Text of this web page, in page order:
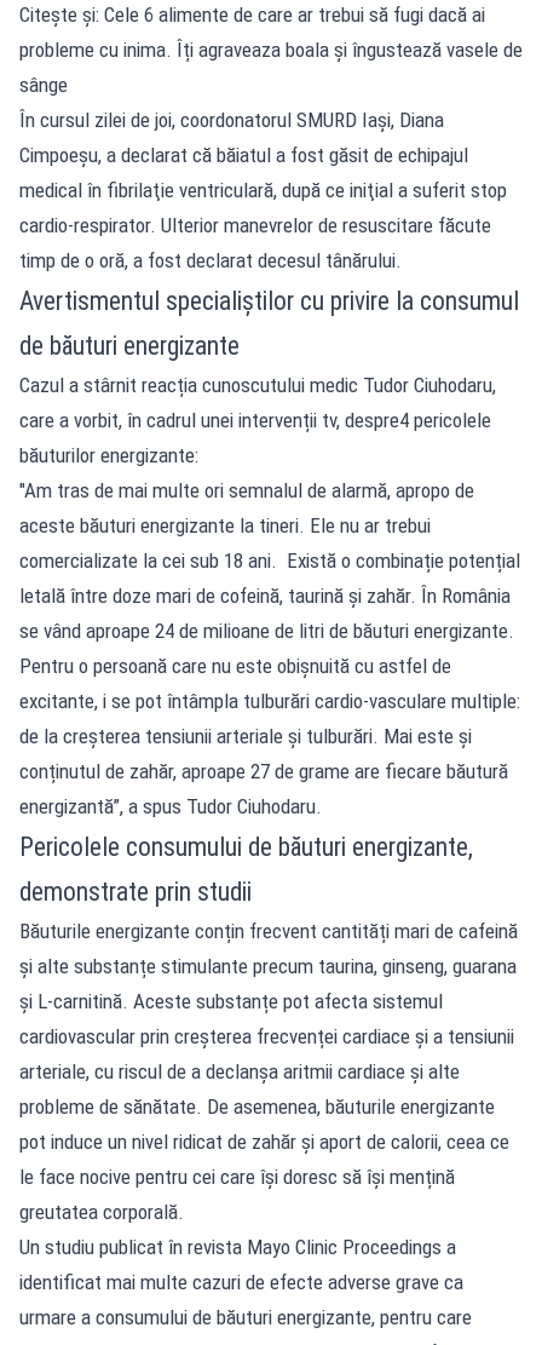
Citește și: Cele 6 alimente de care ar trebui să fugi dacă ai
probleme cu inima. Îți agraveaza boala și îngustează vasele de
sânge
În cursul zilei de joi, coordonatorul SMURD Iaşi, Diana
Cimpoeşu, a declarat că băiatul a fost găsit de echipajul
medical în fibrilaţie ventriculară, după ce iniţial a suferit stop
cardio-respirator. Ulterior manevrelor de resuscitare făcute
timp de o oră, a fost declarat decesul tânărului.
Avertismentul specialiștilor cu privire la consumul
de băuturi energizante
Cazul a stârnit reacția cunoscutului medic Tudor Ciuhodaru,
care a vorbit, în cadrul unei intervenții tv, despre4 pericolele
băuturilor energizante:
"Am tras de mai multe ori semnalul de alarmă, apropo de
aceste băuturi energizante la tineri. Ele nu ar trebui
comercializate la cei sub 18 ani. Există o combinație potențial
letală între doze mari de cofeină, taurină și zahăr. În România
se vând aproape 24 de milioane de litri de băuturi energizante.
Pentru o persoană care nu este obișnuită cu astfel de
excitante, i se pot întâmpla tulburări cardio-vasculare multiple:
de la creșterea tensiunii arteriale și tulburări. Mai este și
conținutul de zahăr, aproape 27 de grame are fiecare băutură
energizantă”, a spus Tudor Ciuhodaru.
Pericolele consumului de băuturi energizante,
demonstrate prin studii
Băuturile energizante conțin frecvent cantități mari de cafeină
și alte substanțe stimulante precum taurina, ginseng, guarana
și L-carnitină. Aceste substanțe pot afecta sistemul
cardiovascular prin creșterea frecvenței cardiace și a tensiunii
arteriale, cu riscul de a declanșa aritmii cardiace și alte
probleme de sănătate. De asemenea, băuturile energizante
pot induce un nivel ridicat de zahăr și aport de calorii, ceea ce
le face nocive pentru cei care își doresc să își mențină
greutatea corporală.
Un studiu publicat în revista Mayo Clinic Proceedings a
identificat mai multe cazuri de efecte adverse grave ca
urmare a consumului de băuturi energizante, pentru care